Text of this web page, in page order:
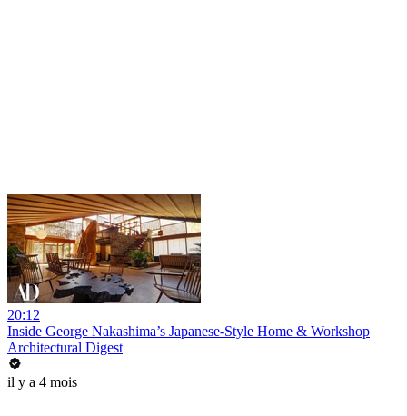
20:12
Inside George Nakashima’s Japanese-Style Home & Workshop
Architectural Digest
il y a 4 mois